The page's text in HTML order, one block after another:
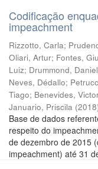
Codificação
impeachment
Rizzotto, Carla;
Oliari, Artur; Fontes,
Luiz; Drummond,
Neves, Dédallo;
Tiago; Benevides,
Januario, Priscila (2018
Base de dados
respeito do
de dezembro de 2015
impeachment) até 31